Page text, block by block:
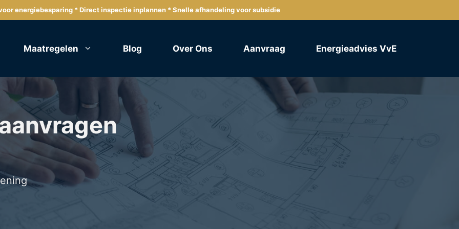
energiebesparing * Direct inspectie inplannen * Snelle afhandeling voor subsidie
Maatregelen Blog Over Ons Aanvraag Energieadvies VvE